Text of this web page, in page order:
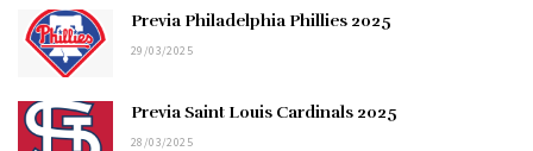
Previa Philadelphia Phillies 2025
29/03/2025
Previa Saint Louis Cardinals 2025
28/03/2025